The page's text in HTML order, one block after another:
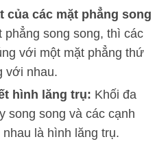
của các mặt phẳng song
phẳng song song, thì các
với một mặt phẳng thứ
với nhau.
hình lăng trụ: Khối đa
song song và các cạnh
là hình lăng trụ.